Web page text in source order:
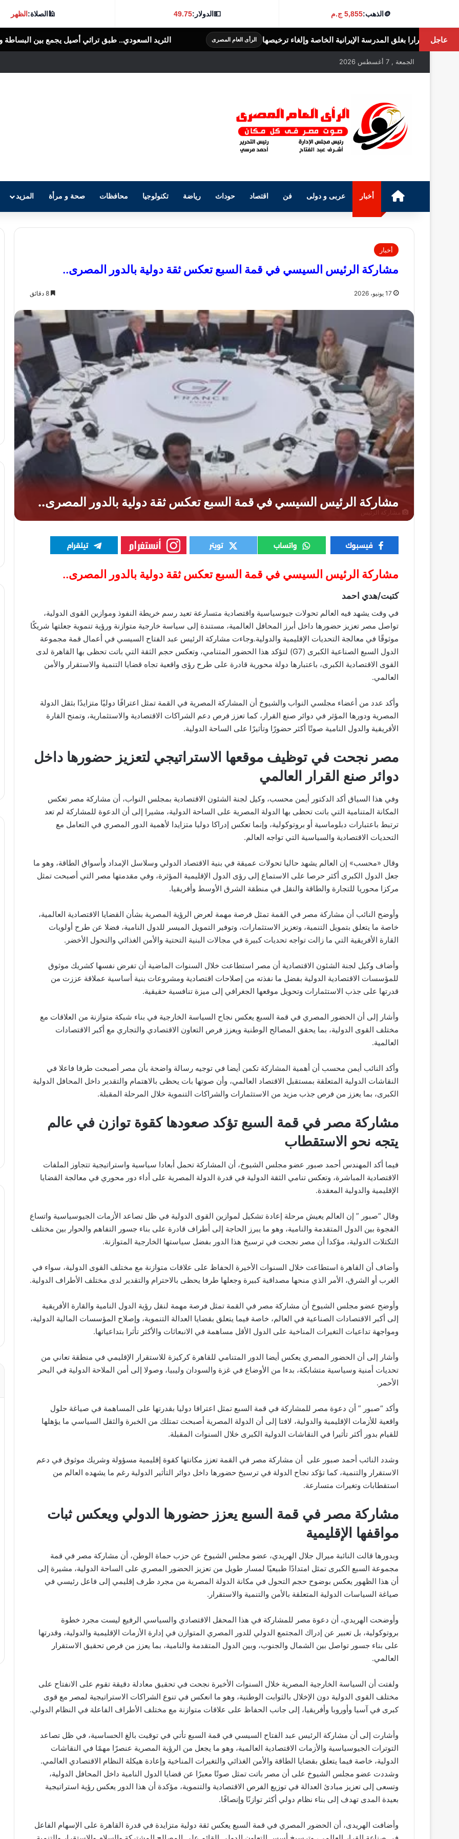
🪙الذهب:5,855 ج.م 💵الدولار:49.75
🕌الصلاة:الظهر
عاجلالإيرانية الخاصة وإلغاء ترخيصها الرأى العام المصرى الثريد السعودي.. طبق تراثي أصيل يجمع بين البساطة والنكهة الغنية الرأى
الجمعة , 7 أغسطس 2026
الرئيسيةأخبار عربى و دولى فن اقتصاد حوداث رياضة تكنولوجيا محافظات صحة و مرأة المزيد
أخبار
مشاركة الرئيس السيسي في قمة السبع تعكس ثقة دولية بالدور المصرى..
17 يونيو، 2026
مشاركة الرئيس
مشاركة الرئيس السيسي في قمة السبع تعكس ثقة دولية بالدور المصرى..
كتبت/هدي احمد
في وقت يشهد فيه العالم تحولات جيوسياسية واقتصادية متسارعة تعيد رسم خريطة النفوذ وموازين القوى الدولية،
تواصل مصر تعزيز حضورها داخل أبرز المحافل العالمية، مستندة إلى سياسة خارجية متوازنة ورؤية تنموية جعلتها شريكًا
موثوقًا في معالجة التحديات الإقليمية والدولية.وجاءت مشاركة الرئيس عبد الفتاح السيسي في أعمال قمة مجموعة
الدول السبع الصناعية الكبرى (G7) لتؤكد هذا الحضور المتنامي، وتعكس حجم الثقة التي باتت تحظى بها القاهرة لدى
القوى الاقتصادية الكبرى، باعتبارها دولة محورية قادرة على طرح رؤى واقعية تجاه قضايا التنمية والاستقرار والأمن
العالمي.
وأكد عدد من أعضاء مجلسي النواب والشيوخ أن المشاركة المصرية في القمة تمثل اعترافًا دوليًا متزايدًا بثقل الدولة
المصرية ودورها المؤثر في دوائر صنع القرار، كما تعزز فرص دعم الشراكات الاقتصادية والاستثمارية، وتمنح القارة
الأفريقية والدول النامية صوتًا أكثر حضورًا وتأثيرًا على الساحة الدولية.
مصر نجحت في توظيف موقعها الاستراتيجي لتعزيز حضورها داخل
دوائر صنع القرار العالمي
وفي هذا السياق أكد الدكتور أيمن محسب، وكيل لجنة الشئون الاقتصادية بمجلس النواب، أن مشاركة مصر تعكس
المكانة المتنامية التي باتت تحظى بها الدولة المصرية على الساحة الدولية، مشيرا إلى أن الدعوة للمشاركة لم تعد
ترتبط باعتبارات دبلوماسية أو بروتوكولية، وإنما تعكس إدراكا دوليا متزايدا لأهمية الدور المصري في التعامل مع
التحديات الاقتصادية والسياسية التي تواجه العالم.
وقال «محسب» إن العالم يشهد حاليا تحولات عميقة في بنية الاقتصاد الدولي وسلاسل الإمداد وأسواق الطاقة، وهو ما
جعل الدول الكبرى أكثر حرصا على الاستماع إلى رؤى الدول الإقليمية المؤثرة، وفي مقدمتها مصر التي أصبحت تمثل
مركزا محوريا للتجارة والطاقة والنقل في منطقة الشرق الأوسط وأفريقيا.
وأوضح النائب أن مشاركة مصر في القمة تمثل فرصة مهمة لعرض الرؤية المصرية بشأن القضايا الاقتصادية العالمية،
خاصة ما يتعلق بتمويل التنمية، وتعزيز الاستثمارات، وتوفير التمويل الميسر للدول النامية، فضلا عن طرح أولويات
القارة الأفريقية التي ما زالت تواجه تحديات كبيرة في مجالات البنية التحتية والأمن الغذائي والتحول الأخضر.
وأضاف وكيل لجنة الشئون الاقتصادية أن مصر استطاعت خلال السنوات الماضية أن تفرض نفسها كشريك موثوق
للمؤسسات الاقتصادية الدولية بفضل ما نفذته من إصلاحات اقتصادية ومشروعات بنية أساسية عملاقة عززت من
قدرتها على جذب الاستثمارات وتحويل موقعها الجغرافي إلى ميزة تنافسية حقيقية.
وأشار إلى أن الحضور المصري في قمة السبع يعكس نجاح السياسة الخارجية في بناء شبكة متوازنة من العلاقات مع
مختلف القوى الدولية، بما يحقق المصالح الوطنية ويعزز فرص التعاون الاقتصادي والتجاري مع أكبر الاقتصادات
العالمية.
وأكد النائب أيمن محسب أن أهمية المشاركة تكمن أيضا في توجيه رسالة واضحة بأن مصر أصبحت طرفا فاعلا في
النقاشات الدولية المتعلقة بمستقبل الاقتصاد العالمي، وأن صوتها بات يحظى بالاهتمام والتقدير داخل المحافل الدولية
الكبرى، بما يعزز من فرص جذب مزيد من الاستثمارات والشراكات التنموية خلال المرحلة المقبلة.
مشاركة مصر في قمة السبع تؤكد صعودها كقوة توازن في عالم
يتجه نحو الاستقطاب
فيما أكد المهندس أحمد صبور عضو مجلس الشيوخ، أن المشاركة تحمل أبعادا سياسية واستراتيجية تتجاوز الملفات
الاقتصادية المباشرة، وتعكس تنامي الثقة الدولية في قدرة الدولة المصرية على أداء دور محوري في معالجة القضايا
الإقليمية والدولية المعقدة.
وقال “صبور ” إن العالم يعيش مرحلة إعادة تشكيل لموازين القوى الدولية في ظل تصاعد الأزمات الجيوسياسية واتساع
الفجوة بين الدول المتقدمة والنامية، وهو ما يبرز الحاجة إلى أطراف قادرة على بناء جسور التفاهم والحوار بين مختلف
التكتلات الدولية، مؤكدا أن مصر نجحت في ترسيخ هذا الدور بفضل سياستها الخارجية المتوازنة.
وأضاف أن القاهرة استطاعت خلال السنوات الأخيرة الحفاظ على علاقات متوازنة مع مختلف القوى الدولية، سواء في
الغرب أو الشرق، الأمر الذي منحها مصداقية كبيرة وجعلها طرفا يحظى بالاحترام والتقدير لدى مختلف الأطراف الدولية.
وأوضح عضو مجلس الشيوخ أن مشاركة مصر في القمة تمثل فرصة مهمة لنقل رؤية الدول النامية والقارة الأفريقية
إلى أكبر الاقتصادات الصناعية في العالم، خاصة فيما يتعلق بقضايا العدالة التنموية، وإصلاح المؤسسات المالية الدولية،
ومواجهة تداعيات التغيرات المناخية على الدول الأقل مساهمة في الانبعاثات والأكثر تأثرا بتداعياتها.
وأشار إلى أن الحضور المصري يعكس أيضا الدور المتنامي للقاهرة كركيزة للاستقرار الإقليمي في منطقة تعاني من
تحديات أمنية وسياسية متشابكة، بدءا من الأوضاع في غزة والسودان وليبيا، وصولا إلى أمن الملاحة الدولية في البحر
الأحمر.
وأكد “صبور ” أن دعوة مصر للمشاركة في قمة السبع تمثل اعترافا دوليا بقدرتها على المساهمة في صياغة حلول
واقعية للأزمات الإقليمية والدولية، لافتا إلى أن الدولة المصرية أصبحت تمتلك من الخبرة والثقل السياسي ما يؤهلها
للقيام بدور أكثر تأثيرا في النقاشات الدولية الكبرى خلال السنوات المقبلة.
وشدد النائب أحمد صبور على أن مشاركة مصر في القمة تعزز مكانتها كقوة إقليمية مسؤولة وشريك موثوق في دعم
الاستقرار والتنمية، كما تؤكد نجاح الدولة في ترسيخ حضورها داخل دوائر التأثير الدولية رغم ما يشهده العالم من
استقطابات وتغيرات متسارعة.
مشاركة مصر في قمة السبع يعزز حضورها الدولي ويعكس ثبات
مواقفها الإقليمية
وبدورها قالت النائبة ميرال جلال الهريدي، عضو مجلس الشيوخ عن حزب حماة الوطن، أن مشاركة مصر في قمة
مجموعة السبع الكبرى تمثل امتدادًا طبيعيًا لمسار طويل من تعزيز الحضور المصري على الساحة الدولية، مشيرة إلى
أن هذا الظهور يعكس بوضوح حجم التحول في مكانة الدولة المصرية من مجرد طرف إقليمي إلى فاعل رئيسي في
صياغة السياسات الدولية المتعلقة بالأمن والتنمية والاستقرار.
وأوضحت الهريدي، أن دعوة مصر للمشاركة في هذا المحفل الاقتصادي والسياسي الرفيع ليست مجرد خطوة
بروتوكولية، بل تعبير عن إدراك المجتمع الدولي للدور المصري المتوازن في إدارة الأزمات الإقليمية والدولية، وقدرتها
على بناء جسور تواصل بين الشمال والجنوب، وبين الدول المتقدمة والنامية، بما يعزز من فرص تحقيق الاستقرار
العالمي.
ولفتت أن السياسة الخارجية المصرية خلال السنوات الأخيرة نجحت في تحقيق معادلة دقيقة تقوم على الانفتاح على
مختلف القوى الدولية دون الإخلال بالثوابت الوطنية، وهو ما انعكس في تنوع الشراكات الاستراتيجية لمصر مع قوى
كبرى في آسيا وأوروبا وأفريقيا، إلى جانب الحفاظ على علاقات متوازنة مع مختلف الأطراف الفاعلة في النظام الدولي.
وأشارت إلى أن مشاركة الرئيس عبد الفتاح السيسي في قمة السبع تأتي في توقيت بالغ الحساسية، في ظل تصاعد
التوترات الجيوسياسية والأزمات الاقتصادية العالمية، وهو ما يجعل من الرؤية المصرية عنصرًا مهمًا في النقاشات
الدولية، خاصة فيما يتعلق بقضايا الطاقة والأمن الغذائي والتغيرات المناخية وإعادة هيكلة النظام الاقتصادي العالمي.
وشددت عضو مجلس الشيوخ على أن مصر باتت تمثل صوتًا معبرًا عن قضايا الدول النامية داخل المحافل الدولية،
وتسعى إلى تعزيز مبادئ العدالة في توزيع الفرص الاقتصادية والتنموية، مؤكدة أن هذا الدور يعكس رؤية استراتيجية
بعيدة المدى تهدف إلى بناء نظام دولي أكثر توازنًا وإنصافًا.
وأضافت الهريدى، أن الحضور المصري في قمة السبع يعكس ثقة دولية متزايدة في قدرة القاهرة على الإسهام الفاعل